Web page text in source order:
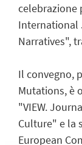
celebrazione
International
Narratives",
Il convegno,
Mutations, è
"VIEW.
Culture" e la
European